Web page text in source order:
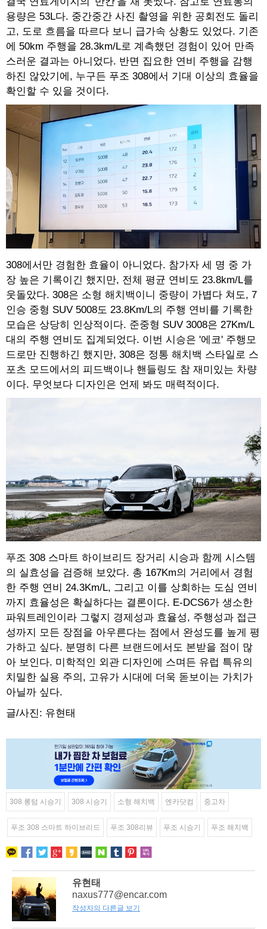
용량은 53L다. 중간중간 사진 촬영을 위한 공회전도 돌리
고, 도로 흐름을 따르다 보니 급가속 상황도 있었다. 기존
에 50km 주행을 28.3km/L로 계측했던 경험이 있어 만족
스러운 결과는 아니었다. 반면 집요한 연비 주행을 감행
하진 않았기에, 누구든 푸조 308에서 기대 이상의 효율을
확인할 수 있을 것이다.
308에서만 경험한 효율이 아니었다. 참가자 세 명 중 가
장 높은 기록이긴 했지만, 전체 평균 연비도 23.8km/L를
웃돌았다. 308은 소형 해치백이니 중량이 가볍다 쳐도, 7
인승 중형 SUV 5008도 23.8Km/L의 주행 연비를 기록한
모습은 상당히 인상적이다. 준중형 SUV 3008은 27Km/L
대의 주행 연비도 집계되었다. 이번 시승은 '에코' 주행모
드로만 진행하긴 했지만, 308은 정통 해치백 스타일로 스
포츠 모드에서의 피드백이나 핸들링도 참 재미있는 차량
이다. 무엇보다 디자인은 언제 봐도 매력적이다.
푸조 308 스마트 하이브리드 장거리 시승과 함께 시스템
의 실효성을 검증해 보았다. 총 167Km의 거리에서 경험
한 주행 연비 24.3Km/L, 그리고 이를 상회하는 도심 연비
까지 효율성은 확실하다는 결론이다. E-DCS6가 생소한
파워트레인이라 그렇지 경제성과 효율성, 주행성과 접근
성까지 모든 장점을 아우른다는 점에서 완성도를 높게 평
가하고 싶다. 분명히 다른 브랜드에서도 본받을 점이 많
아 보인다. 미학적인 외관 디자인에 스며든 유럽 특유의
치밀한 실용 주의, 고유가 시대에 더욱 돋보이는 가치가
아닐까 싶다.
글/사진: 유현태
308 롱텀 시승기 308 시승기 소형 해치백 엔카닷컴 중고차
푸조 308 스마트 하이브리드 푸조 308리뷰 푸조 시승기 푸조 해치백
유현태
naxus777@encar.com
작성자의 다른글 보기